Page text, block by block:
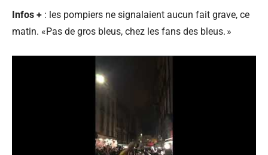
Infos + : les pompiers ne signalaient aucun fait grave, ce
matin. «Pas de gros bleus, chez les fans des bleus. »